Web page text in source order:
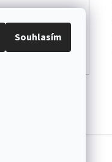
Souhlasím